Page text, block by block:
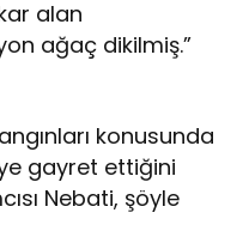
alan
ağaç dikilmiş.”
konusunda
gayret ettiğini
Nebati, şöyle